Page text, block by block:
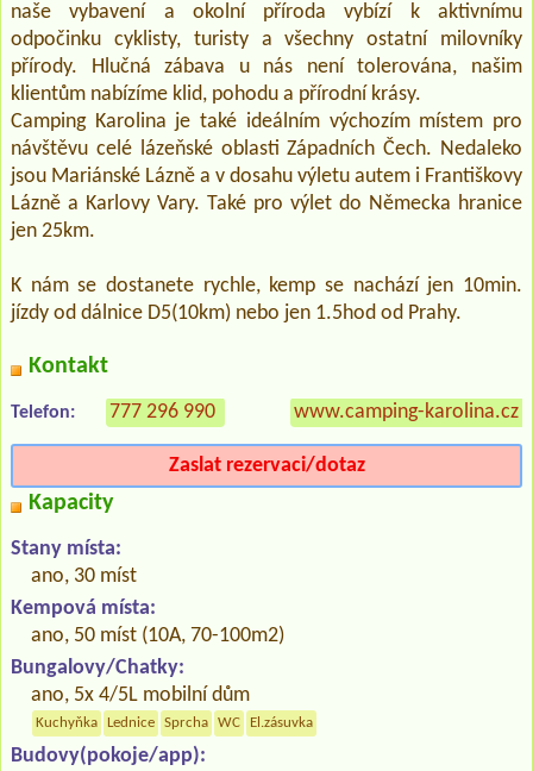
naše vybavení a okolní příroda vybízí k aktivnímu
odpočinku cyklisty, turisty a všechny ostatní milovníky
přírody. Hlučná zábava u nás není tolerována, našim
klientům nabízíme klid, pohodu a přírodní krásy.
Camping Karolina je také ideálním výchozím místem pro
návštěvu celé lázeňské oblasti Západních Čech. Nedaleko
jsou Mariánské Lázně a v dosahu výletu autem i Františkovy
Lázně a Karlovy Vary. Také pro výlet do Německa hranice
jen 25km.
K nám se dostanete rychle, kemp se nachází jen 10min.
jízdy od dálnice D5(10km) nebo jen 1.5hod od Prahy.
Kontakt
Telefon: 777 296 990 www.camping-karolina.cz
Zaslat rezervaci/dotaz
Kapacity
Stany místa:
ano, 30 míst
Kempová místa:
ano, 50 míst (10A, 70-100m2)
Bungalovy/Chatky:
ano, 5x 4/5L mobilní dům
Kuchyňka Lednice Sprcha WC El.zásuvka
Budovy(pokoje/app):